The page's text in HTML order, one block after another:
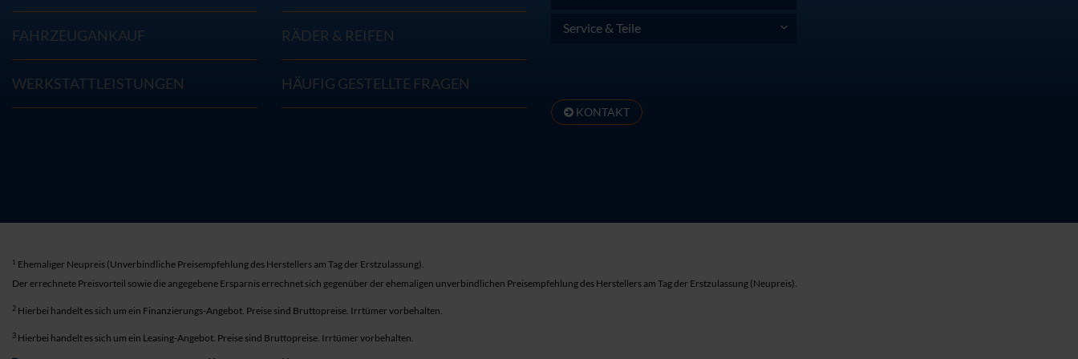
FAHRZEUGANKAUF
WERKSTATTLEISTUNGEN
RÄDER & REIFEN
HÄUFIG GESTELLTE FRAGEN
Service & Teile
KONTAKT
1 Ehemaliger Neupreis (Unverbindliche Preisempfehlung des Herstellers am Tag der Erstzulassung).
Der errechnete Preisvorteil sowie die angegebene Ersparnis errechnet sich gegenüber der ehemaligen unverbindlichen Preisempfehlung des Herstellers am Tag der Erstzulassung (Neupreis).
2 Hierbei handelt es sich um ein Finanzierungs-Angebot. Preise sind Bruttopreise. Irrtümer vorbehalten.
3 Hierbei handelt es sich um ein Leasing-Angebot. Preise sind Bruttopreise. Irrtümer vorbehalten.